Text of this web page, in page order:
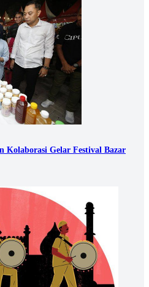
Kolaborasi Gelar Festival Bazar